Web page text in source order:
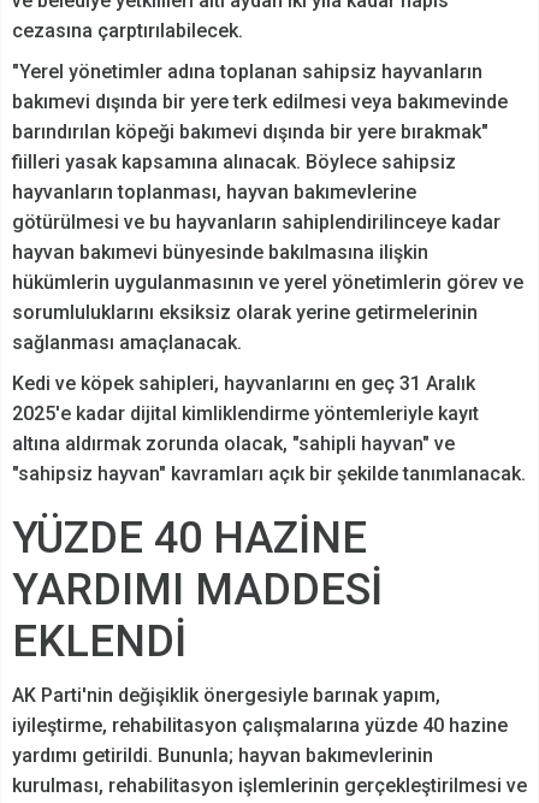
cezasına çarptırılabilecek.
"Yerel yönetimler adına toplanan sahipsiz hayvanların
bakımevi dışında bir yere terk edilmesi veya bakımevinde
barındırılan köpeği bakımevi dışında bir yere bırakmak"
fiilleri yasak kapsamına alınacak. Böylece sahipsiz
hayvanların toplanması, hayvan bakımevlerine
götürülmesi ve bu hayvanların sahiplendirilinceye kadar
hayvan bakımevi bünyesinde bakılmasına ilişkin
hükümlerin uygulanmasının ve yerel yönetimlerin görev ve
sorumluluklarını eksiksiz olarak yerine getirmelerinin
sağlanması amaçlanacak.
Kedi ve köpek sahipleri, hayvanlarını en geç 31 Aralık
2025'e kadar dijital kimliklendirme yöntemleriyle kayıt
altına aldırmak zorunda olacak, "sahipli hayvan" ve
"sahipsiz hayvan" kavramları açık bir şekilde tanımlanacak.
YÜZDE 40 HAZİNE
YARDIMI MADDESİ
EKLENDİ
AK Parti'nin değişiklik önergesiyle barınak yapım,
iyileştirme, rehabilitasyon çalışmalarına yüzde 40 hazine
yardımı getirildi. Bununla; hayvan bakımevlerinin
kurulması, rehabilitasyon işlemlerinin gerçekleştirilmesi ve